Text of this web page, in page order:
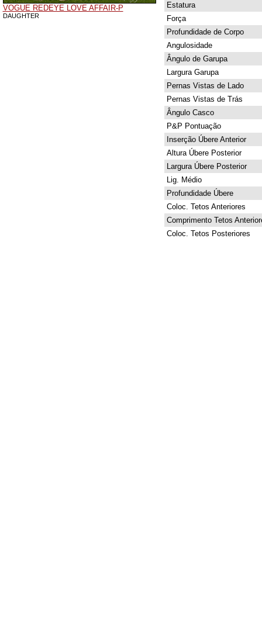
VOGUE REDEYE LOVE AFFAIR-P
DAUGHTER
Estatura
Força
Profundidade de Corpo
Angulosidade
Ângulo de Garupa
Largura Garupa
Pernas Vistas de Lado
Pernas Vistas de Trás
Ângulo Casco
P&P Pontuação
Inserção Úbere Anterior
Altura Úbere Posterior
Largura Úbere Posterior
Lig. Médio
Profundidade Úbere
Coloc. Tetos Anteriores
Comprimento Tetos
Coloc. Tetos Posteriores